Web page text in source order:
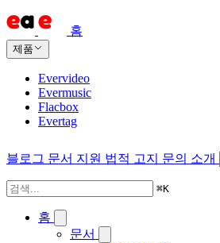
홈
제품
Evervideo
Evermusic
Flacbox
Evertag
블로그 문서 지원 법적 고지 문의 소개
⌘K
홈
문서